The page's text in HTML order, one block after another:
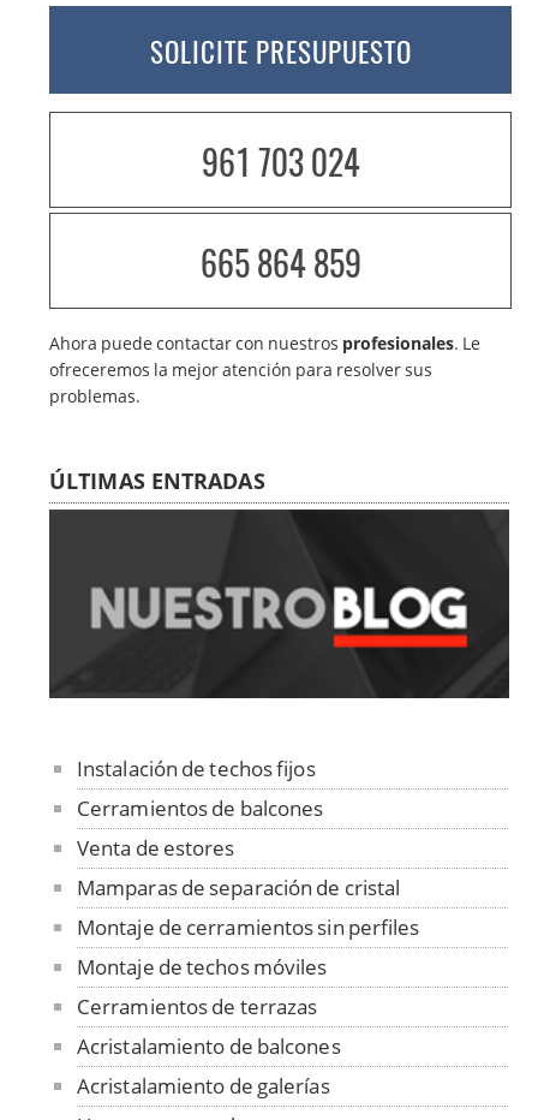
SOLICITE PRESUPUESTO
961 703 024
665 864 859
Ahora puede contactar con nuestros profesionales. Le
ofreceremos la mejor atención para resolver sus
problemas.
ÚLTIMAS ENTRADAS
Instalación de techos fijos
Cerramientos de balcones
Venta de estores
Mamparas de separación de cristal
Montaje de cerramientos sin perfiles
Montaje de techos móviles
Cerramientos de terrazas
Acristalamiento de balcones
Acristalamiento de galerías